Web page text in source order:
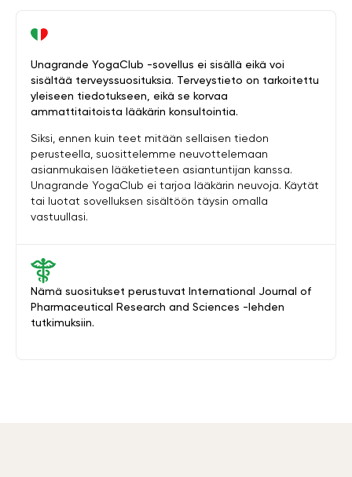
Nämä suositukset perustuvat International Journal of
Pharmaceutical Research and Sciences -lehden
tutkimuksiin.
Unagrande YogaClub -sovellus ei sisällä eikä voi
sisältää terveyssuosituksia. Terveystieto on tarkoitettu
yleiseen tiedotukseen, eikä se korvaa
ammattitaitoista lääkärin konsultointia.
Siksi, ennen kuin teet mitään sellaisen tiedon
perusteella, suosittelemme neuvottelemaan
asianmukaisen lääketieteen asiantuntijan kanssa.
Unagrande YogaClub ei tarjoa lääkärin neuvoja. Käytät
tai luotat sovelluksen sisältöön täysin omalla
vastuullasi.